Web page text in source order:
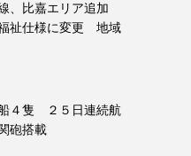
、比嘉エリア追加
祉仕様に変更 地域
４隻 ２５日連続航
砲搭載